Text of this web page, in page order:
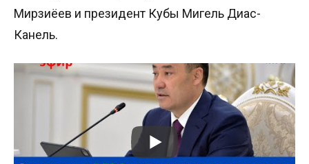
Мирзиёев и президент Кубы Мигель Диас-
Канель.